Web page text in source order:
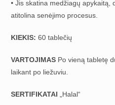
• Jis skatina medžiagų apykaitą,
atitolina senėjimo procesus.
KIEKIS:60 tablečių
VARTOJIMAS Po vieną tabletę
laikant po liežuviu.
SERTIFIKATAI „Halal“